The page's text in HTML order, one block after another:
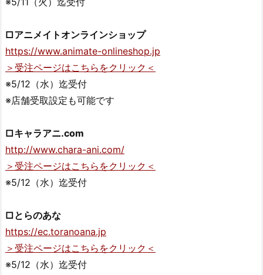
□アニメイトオンラインショップ
https://www.animate-onlineshop.jp
＞受注ページはこちらをクリック＜
※5/12（水）迄受付
※店舗受取設定も可能です
□キャラアニ.com
http://www.chara-ani.com/
＞受注ページはこちらをクリック＜
※5/12（水）迄受付
□とらのあな
https://ec.toranoana.jp
＞受注ページはこちらをクリック＜
※5/12（水）迄受付